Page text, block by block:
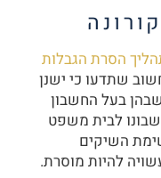
הסרת הגבלות
שתדעו כי ישנן
בעל החשבון
לבית משפט
השיקים
להיות מוסרת.